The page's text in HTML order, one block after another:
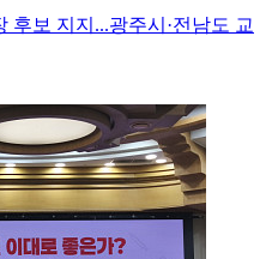
후보 지지...광주시·전남도 교